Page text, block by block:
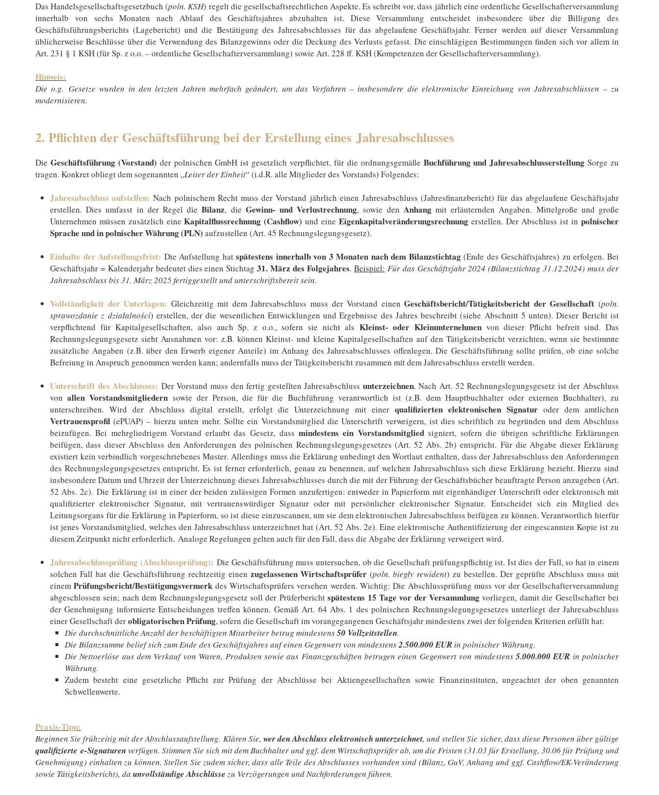
Das Handelsgesellschaftsgesetzbuch (poln. KSH) regelt die gesellschaftsrechtlichen Aspekte. Es schreibt vor, dass jährlich eine ordentliche Gesellschafterversammlung
innerhalb von sechs Monaten nach Ablauf des Geschäftsjahres abzuhalten ist​. Diese Versammlung entscheidet insbesondere über die Billigung des
Geschäftsführungsberichts (Lagebericht) und die Bestätigung des Jahresabschlusses für das abgelaufene Geschäftsjahr​. Ferner werden auf dieser Versammlung
üblicherweise Beschlüsse über die Verwendung des Bilanzgewinns oder die Deckung des Verlusts gefasst. Die einschlägigen Bestimmungen finden sich vor allem in
Art. 231 § 1 KSH (für Sp. z o.o. – ordentliche Gesellschafterversammlung) sowie Art. 228 ff. KSH (Kompetenzen der Gesellschafterversammlung).
Hinweis:
Die o.g. Gesetze wurden in den letzten Jahren mehrfach geändert, um das Verfahren – insbesondere die elektronische Einreichung von Jahresabschlüssen – zu
modernisieren.
2. Pflichten der Geschäftsführung bei der Erstellung eines Jahresabschlusses
Die Geschäftsführung (Vorstand) der polnischen GmbH ist gesetzlich verpflichtet, für die ordnungsgemäße Buchführung und Jahresabschlusserstellung Sorge zu
tragen. Konkret obliegt dem sogenannten „Leiter der Einheit“ (i.d.R. alle Mitglieder des Vorstands) Folgendes:
Jahresabschluss aufstellen: Nach polnischem Recht muss der Vorstand jährlich einen Jahresabschluss (Jahresfinanzbericht) für das abgelaufene Geschäftsjahr
erstellen. Dies umfasst in der Regel dieBilanz, die Gewinn- und Verlustrechnung, sowie den Anhangmit erläuternden Angaben. Mittelgroße und große
Unternehmen müssen zusätzlich eineKapitalflussrechnung (Cashflow) und eine Eigenkapitalveränderungsrechnungerstellen. Der Abschluss ist inpolnischer
Sprache und in polnischer Währung (PLN) aufzustellen (Art. 45 Rechnungslegungsgesetz).
Einhalte der Aufstellungsfrist: Die Aufstellung hatspätestens innerhalb von 3 Monaten nach dem Bilanzstichtag(Ende des Geschäftsjahres) zu erfolgen​. Bei
Geschäftsjahr = Kalenderjahr bedeutet dies einen Stichtag31. März des Folgejahres​. Beispiel: Für das Geschäftsjahr 2024 (Bilanzstichtag 31.12.2024) muss der
Jahresabschluss bis 31. März 2025 fertiggestellt und unterschriftsbereit sein.
Vollständigkeit der Unterlagen: Gleichzeitig mit dem Jahresabschluss muss der Vorstand einenGeschäftsbericht/Tätigkeitsbericht der Gesellschaft (poln.
sprawozdanie z działalności) erstellen, der die wesentlichen Entwicklungen und Ergebnisse des Jahres beschreibt (siehe Abschnitt 5 unten). Dieser Bericht ist
verpflichtend für Kapitalgesellschaften, also auch Sp. z o.o., sofern sie nicht als Kleinst- oder Kleinunternehmen von dieser Pflicht befreit sind. Das
Rechnungslegungsgesetz sieht Ausnahmen vor: z.B. können Kleinst- und kleine Kapitalgesellschaften auf den Tätigkeitsbericht verzichten, wenn sie bestimmte
zusätzliche Angaben (z.B. über den Erwerb eigener Anteile) im Anhang des Jahresabschlusses offenlegen​. Die Geschäftsführung sollte prüfen, ob eine solche
Befreiung in Anspruch genommen werden kann; andernfalls muss der Tätigkeitsbericht zusammen mit dem Jahresabschluss erstellt werden.
Unterschrift des Abschlusses: Der Vorstand muss den fertig gestellten Jahresabschluss unterzeichnen. Nach Art. 52 Rechnungslegungsgesetz ist der Abschluss
vonallen Vorstandsmitgliedern sowie der Person, die für die Buchführung verantwortlich ist (z.B. dem Hauptbuchhalter oder externen Buchhalter), zu
unterschreiben​. Wird der Abschluss digital erstellt, erfolgt die Unterzeichnung mit einer qualifizierten elektronischen Signatur oder dem amtlichen
Vertrauensprofil (ePUAP) – hierzu unten mehr. Sollte ein Vorstandsmitglied die Unterschrift verweigern, ist dies schriftlich zu begründen und dem Abschluss
beizufügen​. Bei mehrgliedrigem Vorstand erlaubt das Gesetz, dass mindestens ein Vorstandsmitgliedsigniert, sofern die übrigen schriftliche Erklärungen
beifügen, dass dieser Abschluss den Anforderungen des polnischen Rechnungslegungsgesetzes (Art. 52 Abs. 2b) entspricht. Für die Abgabe dieser Erklärung
existiert kein verbindlich vorgeschriebenes Muster. Allerdings muss die Erklärung unbedingt den Wortlaut enthalten, dass der Jahresabschluss den Anforderungen
des Rechnungslegungsgesetzes entspricht. Es ist ferner erforderlich, genau zu benennen, auf welchen Jahresabschluss sich diese Erklärung bezieht. Hierzu sind
insbesondere Datum und Uhrzeit der Unterzeichnung dieses Jahresabschlusses durch die mit der Führung der Geschäftsbücher beauftragte Person anzugeben (Art.
52 Abs. 2c). Die Erklärung ist in einer der beiden zulässigen Formen anzufertigen: entweder in Papierform mit eigenhändiger Unterschrift oder elektronisch mit
qualifizierter elektronischer Signatur, mit vertrauenswürdiger Signatur oder mit persönlicher elektronischer Signatur. Entscheidet sich ein Mitglied des
Leitungsorgans für die Erklärung in Papierform, so ist diese einzuscannen, um sie dem elektronischen Jahresabschluss beifügen zu können. Verantwortlich hierfür
ist jenes Vorstandsmitglied, welches den Jahresabschluss unterzeichnet hat (Art. 52 Abs. 2e). Eine elektronische Authentifizierung der eingescannten Kopie ist zu
diesem Zeitpunkt nicht erforderlich. Analoge Regelungen gelten auch für den Fall, dass die Abgabe der Erklärung verweigert wird.
Jahresabschlussprüfung (Abschlussprüfung):Die Geschäftsführung muss untersuchen, ob die Gesellschaft prüfungspflichtig ist. Ist dies der Fall, so hat in einem
solchen Fall hat die Geschäftsführung rechtzeitig einen zugelassenen Wirtschaftsprüfer (poln. biegły rewident) zu bestellen. Der geprüfte Abschluss muss mit
einemPrüfungsbericht/Bestätigungsvermerk des Wirtschaftsprüfers versehen werden. Wichtig: Die Abschlussprüfung muss vor der Gesellschafterversammlung
abgeschlossen sein; nach dem Rechnungslegungsgesetz soll der Prüferberichtspätestens 15 Tage vor der Versammlung vorliegen​, damit die Gesellschafter bei
der Genehmigung informierte Entscheidungen treffen können. Gemäß Art. 64 Abs. 1 des polnischen Rechnungslegungsgesetzes unterliegt der Jahresabschluss
einer Gesellschaft derobligatorischen Prüfung, sofern die Gesellschaft im vorangegangenen Geschäftsjahr mindestens zwei der folgenden Kriterien erfüllt hat:
Die durchschnittliche Anzahl der beschäftigten Mitarbeiter betrug mindestens50 Vollzeitstellen.
Die Bilanzsumme belief sich zum Ende des Geschäftsjahres auf einen Gegenwert von mindestens2.500.000 EUR in polnischer Währung.
Die Nettoerlöse aus dem Verkauf von Waren, Produkten sowie aus Finanzgeschäften betrugen einen Gegenwert von mindestens 5.000.000 EUR in polnischer
Währung.
Zudem besteht eine gesetzliche Pflicht zur Prüfung der Abschlüsse bei Aktiengesellschaften sowie Finanzinstituten, ungeachtet der oben genannten
Schwellenwerte.
Praxis-Tipp:
Beginnen Sie frühzeitig mit der Abschlussaufstellung. Klären Sie, wer den Abschluss elektronisch unterzeichnet, und stellen Sie sicher, dass diese Personen über gültige
qualifizierte e-Signaturen verfügen. Stimmen Sie sich mit dem Buchhalter und ggf. dem Wirtschaftsprüfer ab, um die Fristen (31.03 für Erstellung, 30.06 für Prüfung und
Genehmigung) einhalten zu können. Stellen Sie zudem sicher, dass alle Teile des Abschlusses vorhanden sind (Bilanz, GuV, Anhang und ggf. Cashflow/EK-Veränderung
sowie Tätigkeitsbericht), da unvollständige Abschlüsse zu Verzögerungen und Nachforderungen führen.